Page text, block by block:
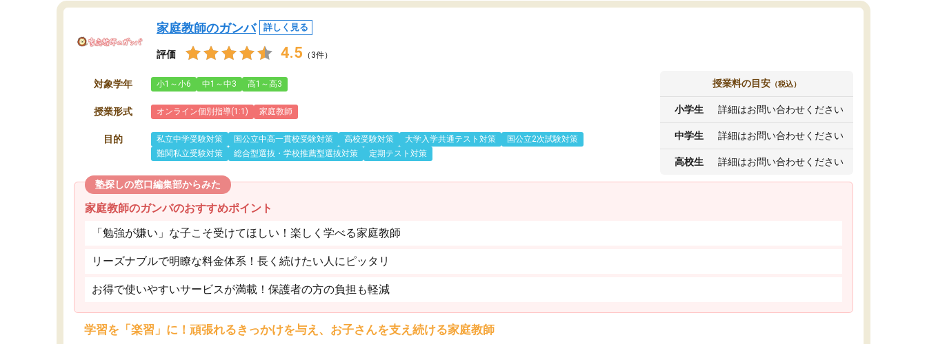
家庭教師のガンバ 詳しく見る
評価 4.5 （3件）
対象学年 小1～小6 中1～中3 高1～高3
授業形式 オンライン個別指導(1:1) 家庭教師
目的 私立中学受験対策 国公立中高一貫校受験対策 高校受験対策 大学入学共通テスト対策
国公立2次試験対策
難関私立受験対策
総合型選抜・学校推薦型選抜対策 定期テスト対策
授業料の目安 （税込）
小学生 詳細はお問い合わせください
中学生 詳細はお問い合わせください
高校生 詳細はお問い合わせください
塾探しの窓口編集部からみた
家庭教師のガンバのおすすめポイント
「勉強が嫌い」な子こそ受けてほしい！楽しく学べる家庭教師
リーズナブルで明瞭な料金体系！長く続けたい人にピッタリ
お得で使いやすいサービスが満載！保護者の方の負担も軽減
学習を「楽習」に！頑張れるきっかけを与え、お子さんを支え続ける家庭教師